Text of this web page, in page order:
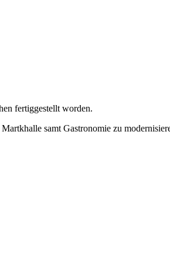
fertiggestellt worden.
samt Gastronomie zu